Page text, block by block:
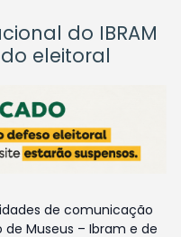
do IBRAM
eleitoral
de comunicação
Museus – Ibram e de